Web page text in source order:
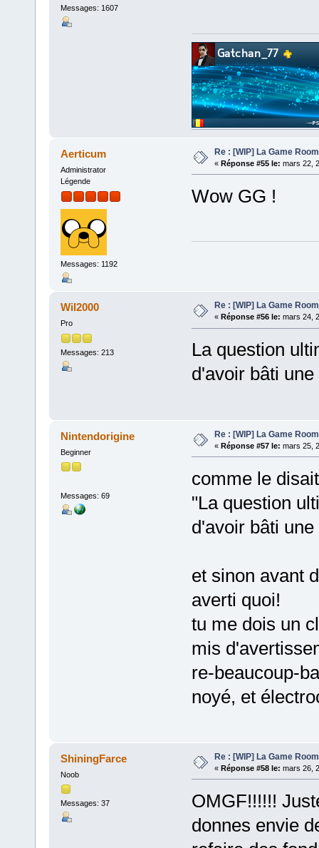
Messages: 1607
Aerticum
Administrator
Légende
Messages: 1192
Re : [WIP] La Game
« Réponse #55 le: mars 22,
Wow GG !
Wil2000
Pro
Messages: 213
Re : [WIP] La Game
« Réponse #56 le: mars 24,
La question
d'avoir bâti
Nintendorigine
Beginner
Messages: 69
Re : [WIP] La Game
« Réponse #57 le: mars 25,
comme le
"La question
d'avoir bâti
et sinon avant
averti quoi!
tu me dois un
mis
re-beaucoup-
noyé, et
ShiningFarce
Noob
Messages: 37
Re : [WIP] La Game
« Réponse #58 le: mars 26,
OMGF!!!!!!
donnes envie